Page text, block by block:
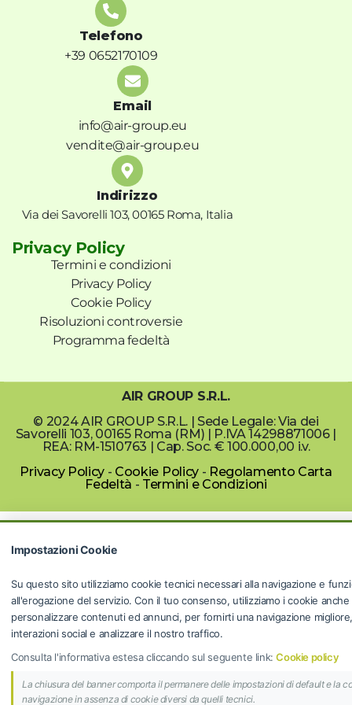
Telefono
+39 0652170109
Email
info@air-group.eu
vendite@air-group.eu
Indirizzo
Via dei Savorelli 103, 00165 Roma, Italia
Privacy Policy
Termini e condizioni
Privacy Policy
Cookie Policy
Risoluzioni controversie
Programma fedeltà
AIR GROUP S.R.L.
© 2024 AIR GROUP S.R.L. | Sede Legale: Via dei
Savorelli 103, 00165 Roma (RM) | P.IVA 14298871006 |
REA: RM-1510763 | Cap. Soc. € 100.000,00 i.v.
Privacy Policy - Cookie Policy- Regolamento Carta
Fedeltà - Termini e Condizioni
Impostazioni Cookie
Su questo sito utilizziamo cookie tecnici necessari alla navigazione e
all'erogazione del servizio. Con il tuo consenso, utilizziamo i cookie
personalizzare contenuti ed annunci, per fornirti una navigazione
interazioni social e analizzare il nostro traffico.
Consulta l'informativa estesa cliccando sul seguente link:Cookie policy
La chiusura del banner comporta il permanere delle impostazioni di default e la
navigazione in assenza di cookie diversi da quelli tecnici.